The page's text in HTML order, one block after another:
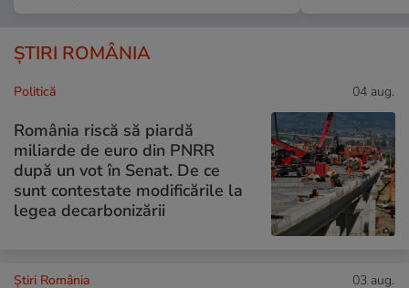
ȘTIRI ROMÂNIA
Politică 04 aug.
România riscă să piardă
miliarde de euro din PNRR
după un vot în Senat. De ce
sunt contestate modificările la
legea decarbonizării
Știri România 03 aug.